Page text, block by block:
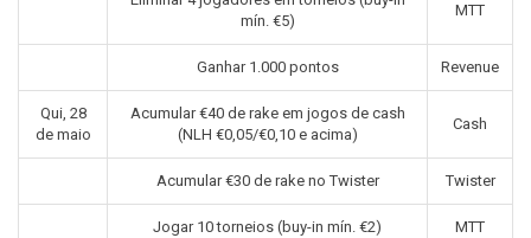
mín. €5)
MTT
Ganhar 1.000 pontos Revenue
Qui, 28
de maio
Acumular €40 de rake em jogos de cash
(NLH €0,05/€0,10 e acima)
Cash
Acumular €30 de rake no Twister Twister
Jogar 10 torneios (buy-in mín. €2) MTT